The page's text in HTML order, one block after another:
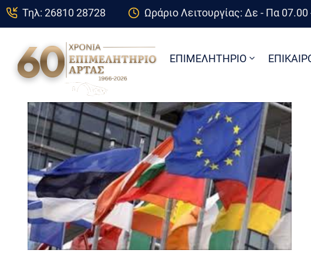
Τηλ: 26810 28728 Ωράριο Λειτουργίας: Δε - Πα 07.00
ΕΠΙΜΕΛΗΤΗΡΙΟ